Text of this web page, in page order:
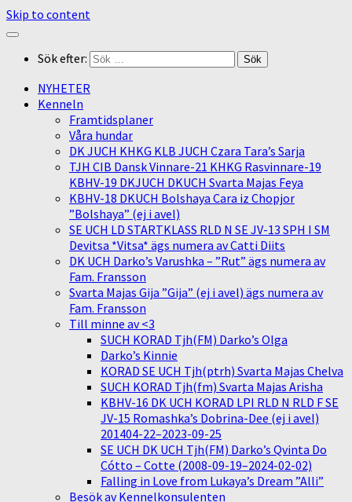
Skip to content
Sök efter:
NYHETER
Kenneln
Framtidsplaner
Våra hundar
DK JUCH KHKG KLB JUCH Czara Tara’s Sarja
TJH CIB Dansk Vinnare-21 KHKG Rasvinnare-19
KBHV-19 DKJUCH DKUCH Svarta Majas Feya
KBHV-18 DKUCH Bolshaya Cara iz Chopjor
”Bolshaya” (ej i avel)
SE UCH LD STARTKLASS RLD N SE JV-13 SPH I SM
Devitsa *Vitsa* ägs numera av Catti Diits
DK UCH Darko’s Varushka – ”Rut” ägs numera av
Fam. Fransson
Svarta Majas Gija ”Gija” (ej i avel) ägs numera av
Fam. Fransson
Till minne av <3
SUCH KORAD Tjh(FM) Darko’s Olga
Darko’s Kinnie
KORAD SE UCH Tjh(ptrh) Svarta Majas Chelva
SUCH KORAD Tjh(fm) Svarta Majas Arisha
KBHV-16 DK UCH KORAD LPI RLD N RLD F SE
JV-15 Romashka’s Dobrina-Dee (ej i avel)
201404-22–2023-09-25
SE UCH DK UCH Tjh(FM) Darko’s Qvinta Do
Cótto – Cotte (2008-09-19–2024-02-02)
Falling in Love from Lukaya’s Dream ”Alli”
Besök av Kennelkonsulenten